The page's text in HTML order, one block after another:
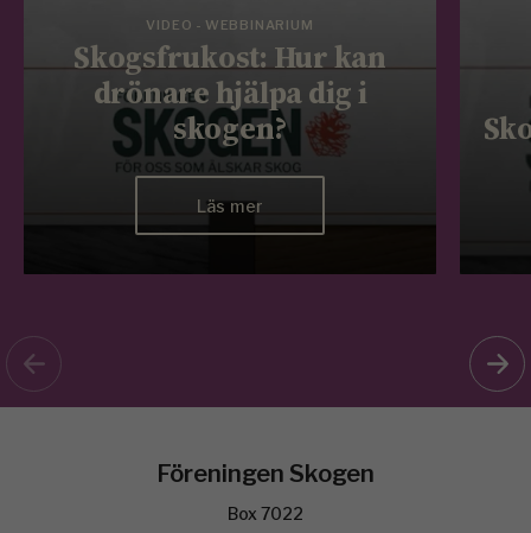
VIDEO - WEBBINARIUM
Skogsfrukost: Hur kan
drönare hjälpa dig i
skogen?
Läs mer
Föreningen Skogen
Box 7022